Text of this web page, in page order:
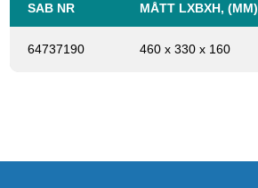
SAB NR MÅTT LXBXH, (MM)
64737190 460 x 330 x 160